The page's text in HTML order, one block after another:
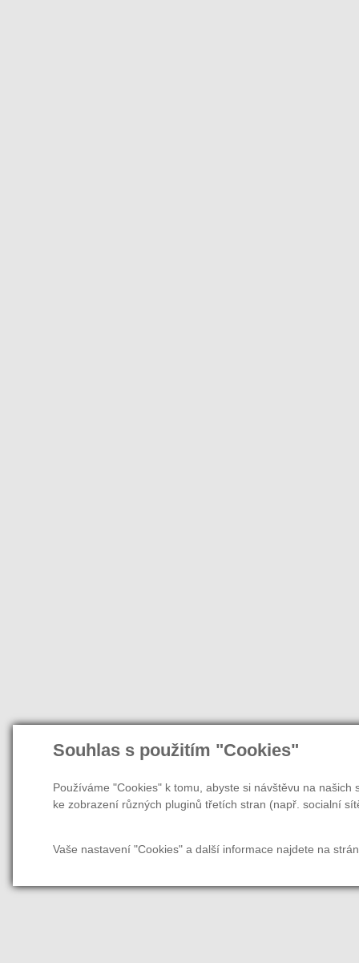
Souhlas s použitím "Cookies"
Používáme "Cookies" k tomu, abyste si návštěvu na
ke zobrazení různých pluginů třetích stran (např. socialní
Vaše nastavení "Cookies" a další informace najdete na